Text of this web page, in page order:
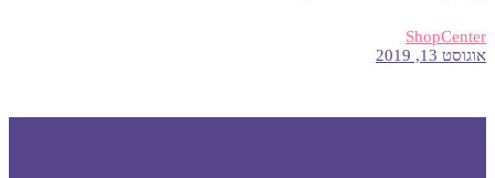
ShopCenter
אוגוסט 13, 2019